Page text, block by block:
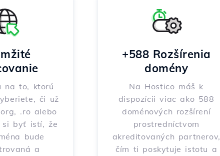
na to, ktorú
či už
.ro alebo
si byť istí, že
bude
a
+588 Rozšírenia
domény
Na Hostico máš k
dispozícii viac ako 588
doménových rozšírení
prostredníctvom
akreditovaných partnerov,
čím ti poskytuje istotu a